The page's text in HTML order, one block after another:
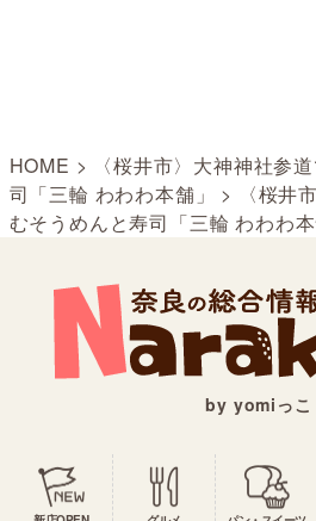
HOME >
〈桜井市〉大神神社参
司「三輪 わわわ本舗」
>
〈桜井
むそうめんと寿司「三輪 わわわ本
by yomiっこ